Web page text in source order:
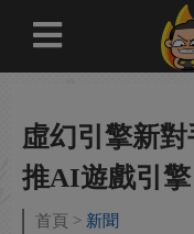
虛幻引擎新
推AI遊戲引擎
首頁 新聞